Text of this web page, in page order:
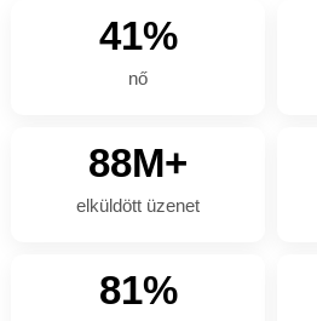
41%
nő
88M+
elküldött üzenet
81%